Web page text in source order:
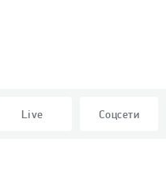
Live Соцсети